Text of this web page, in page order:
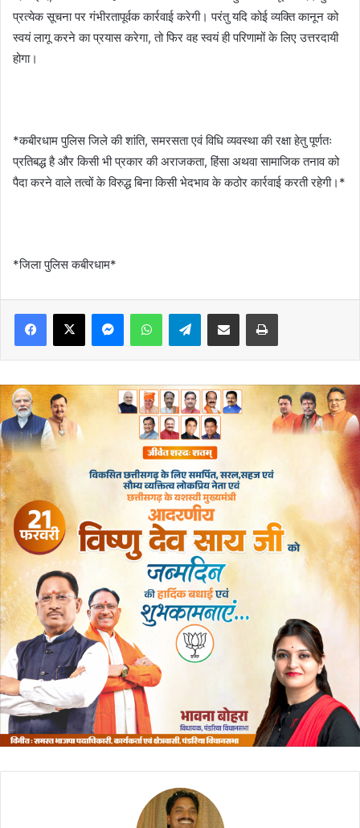
प्रत्येक सूचना पर गंभीरतापूर्वक कार्रवाई करेगी। परंतु यदि कोई व्यक्ति कानून को
स्वयं लागू करने का प्रयास करेगा, तो फिर वह स्वयं ही परिणामों के लिए उत्तरदायी
होगा।
*कबीरधाम पुलिस जिले की शांति, समरसता एवं विधि व्यवस्था की रक्षा हेतु पूर्णतः
प्रतिबद्ध है और किसी भी प्रकार की अराजकता, हिंसा अथवा सामाजिक तनाव को
पैदा करने वाले तत्वों के विरुद्ध बिना किसी भेदभाव के कठोर कार्रवाई करती रहेगी।*
*जिला पुलिस कबीरधाम*
Telegram